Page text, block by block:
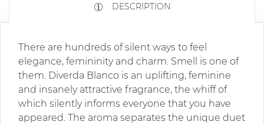
DESCRIPTION
There are hundreds of silent ways to feel
elegance, femininity and charm. Smell is one of
them. Diverda Blanco is an uplifting, feminine
and insanely attractive fragrance, the whiff of
which silently informs everyone that you have
appeared. The aroma separates the unique duet